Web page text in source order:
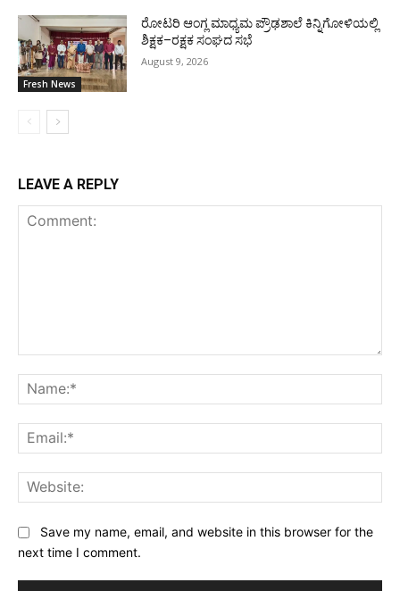
Fresh News
ರೋಟರಿ ಆಂಗ್ಲ ಮಾಧ್ಯಮ ಪ್ರೌಢಶಾಲೆ ಕಿನ್ನಿಗೋಳಿಯಲ್ಲಿ
ಶಿಕ್ಷಕ–ರಕ್ಷಕ ಸಂಘದ ಸಭೆ
August 9, 2026
LEAVE A REPLY
Save my name, email, and website in this browser for the
next time I comment.